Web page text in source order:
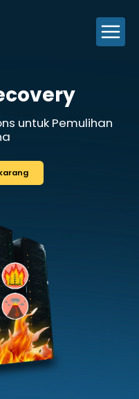
Solutions
Sekarang